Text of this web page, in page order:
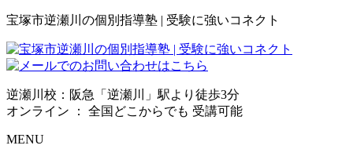
宝塚市逆瀬川の個別指導塾 | 受験に強いコネクト
逆瀬川校：阪急「逆瀬川」駅より徒歩3分
オンライン ： 全国どこからでも 受講可能
MENU